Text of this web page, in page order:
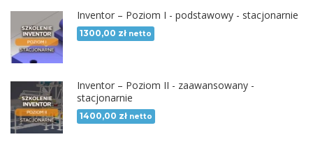
Inventor – Poziom I - podstawowy - stacjonarnie
1300,00 zł netto
Inventor – Poziom II - zaawansowany -
stacjonarnie
1400,00 zł netto